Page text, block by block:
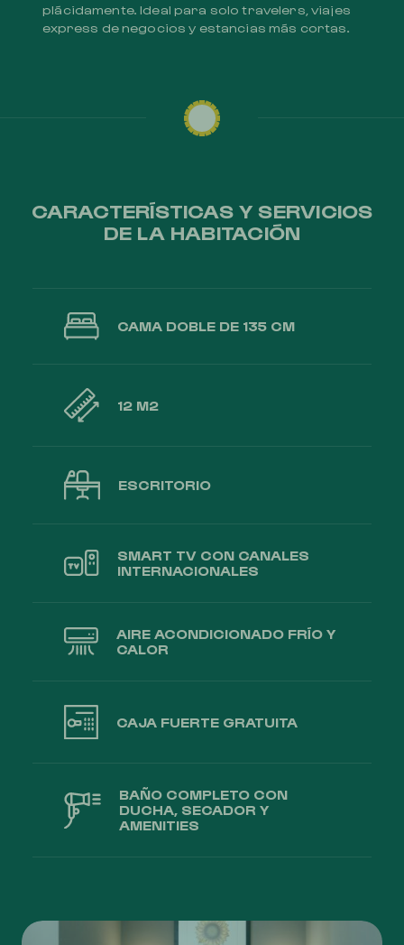
plácidamente. Ideal para solo travelers, viajes
express de negocios y estancias más cortas.
CARACTERÍSTICAS Y SERVICIOS
DE LA HABITACIÓN
CAMA DOBLE DE 135 CM
12 M2
ESCRITORIO
SMART TV CON CANALES
INTERNACIONALES
AIRE ACONDICIONADO FRÍO Y
CALOR
CAJA FUERTE GRATUITA
BAÑO COMPLETO CON
DUCHA, SECADOR Y
AMENITIES